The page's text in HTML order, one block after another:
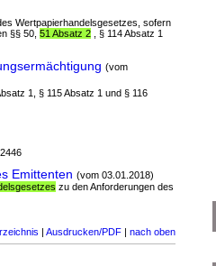
Wertpapierhandelsgesetzes, sofern
§§ 50, 51 Absatz 2 , § 114 Absatz 1
(vom
1, § 115 Absatz 1 und § 116
Emittenten (vom 03.01.2018)
zu den Anforderungen des
| Ausdrucken/PDF | nach oben